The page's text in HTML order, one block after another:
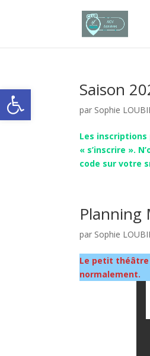
Ouvrir la barre d’outils Saison
par Sophie
Les inscriptions
« s’inscrire ».
code sur votre
Planning
par Sophie
Le petit théâtre
normalement.